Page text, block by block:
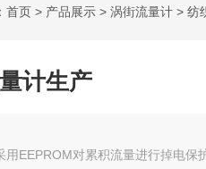
首页 > 产品展示 > 涡街流量计 > 纺
计生产
EEPROM对累积流量进行掉电保